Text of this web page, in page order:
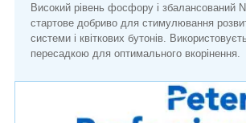
Високий рівень фосфору і збалансований
стартове добриво для стимулювання
системи і квіткових бутонів.
пересадкою для оптимального вкорінення.